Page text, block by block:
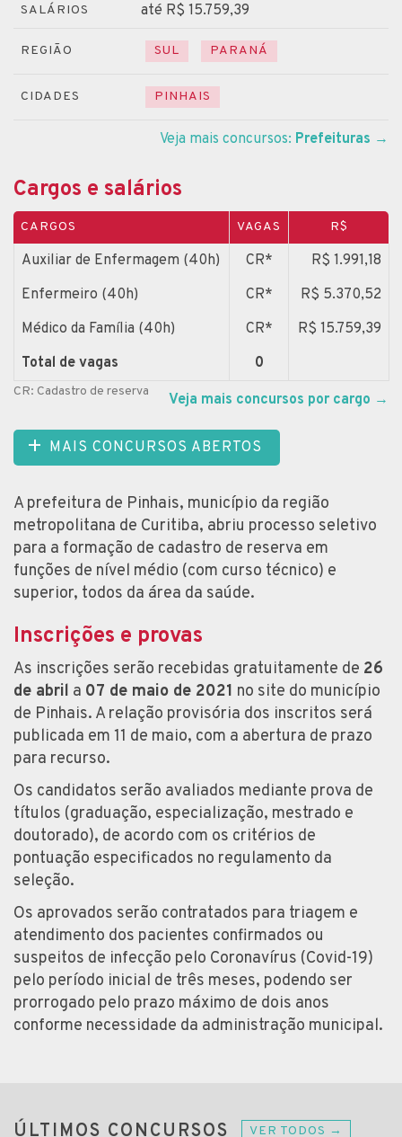
SALÁRIOS até R$ 15.759,39
REGIÃO SUL PARANÁ
CIDADES PINHAIS
Veja mais concursos: Prefeituras →
Cargos e salários
CARGOS VAGAS R$
Auxiliar de Enfermagem (40h) CR*
R$ 1.991,18
Enfermeiro (40h)
CR*
R$ 5.370,52
Médico da Família (40h)
CR*
R$ 15.759,39
Total de vagas
0
CR: Cadastro de reserva Veja mais concursos por cargo →
MAIS CONCURSOS ABERTOS
A prefeitura de Pinhais, município da região
metropolitana de Curitiba, abriu processo seletivo
para a formação de cadastro de reserva em
funções de nível médio (com curso técnico) e
superior, todos da área da saúde.
Inscrições e provas
As inscrições serão recebidas gratuitamente de 26
de abril a 07 de maio de 2021 no site do município
de Pinhais. A relação provisória dos inscritos será
publicada em 11 de maio, com a abertura de prazo
para recurso.
Os candidatos serão avaliados mediante prova de
títulos (graduação, especialização, mestrado e
doutorado), de acordo com os critérios de
pontuação especificados no regulamento da
seleção.
Os aprovados serão contratados para triagem e
atendimento dos pacientes confirmados ou
suspeitos de infecção pelo Coronavírus (Covid-19)
pelo período inicial de três meses, podendo ser
prorrogado pelo prazo máximo de dois anos
conforme necessidade da administração municipal.
ÚLTIMOS CONCURSOS VER TODOS →